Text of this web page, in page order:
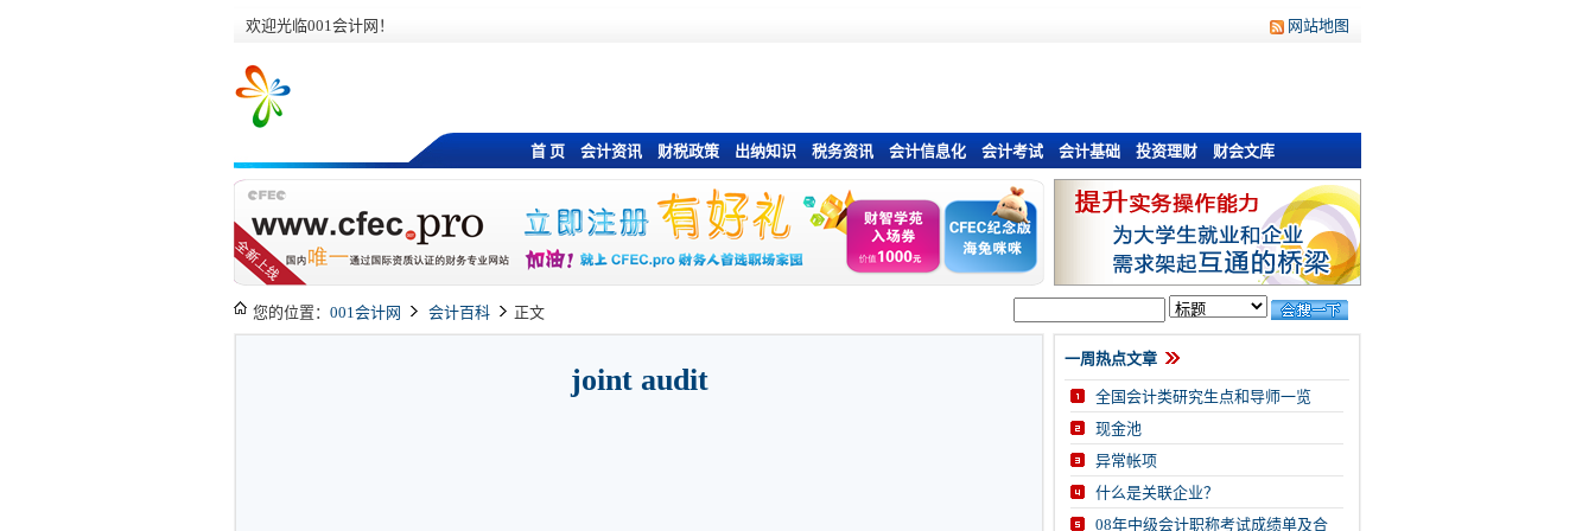
欢迎光临001会计网！ 网站地图
首 页 会计资讯 财税政策 出纳知识 税务资讯 会计信息化 会计考试 会计基础 投资理财 财会文库
您的位置： 001会计网 会计百科 正文
joint audit
一周热点文章
全国会计类研究生点和导师一览
现金池
异常帐项
什么是关联企业？
08年中级会计职称考试成绩单及合